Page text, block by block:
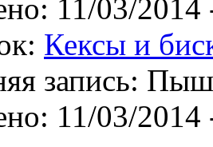
11/03/2014
Кексы и
запись:
11/03/2014